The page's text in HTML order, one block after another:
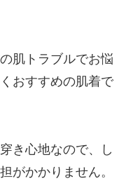
肌トラブルでお悩
おすすめの肌着で
き心地なので、し
がかかりません。